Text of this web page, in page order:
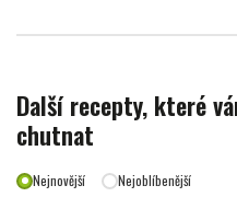
Další recepty, které
chutnat
Nejnovější Nejoblíbenější